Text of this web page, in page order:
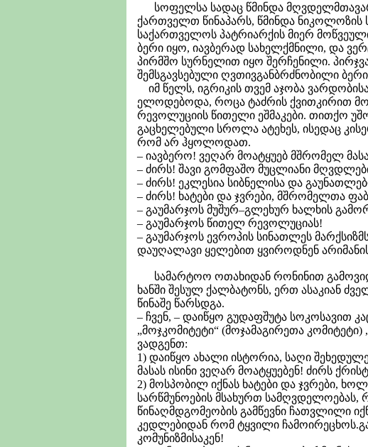
სოფელსა სადაც წმინდა მღვდელმთავარ
ქართველთ წინაპარს, წმინდა
საქართველოს პატრიარქის მიერ
ბერი იყო, იავბერად სახელქმნილი, და
პირმშო სურნელით იყო შერჩენილი.
შემსგავსებული ღვთივგანბრძნობილი
იმ წელს, იგრიკის თვემ აჯობა
ელოდებოდა, როცა ტაძრის ქვითკირით
რევოლუციის წითელი ეშმაკები. თითქო
გაცხელებული სროლა ატეხეს, ისედაც
რომ არ ჰყოლოდათ.
– იავბერო! ვეღარ მოატყუებ მშრომელ
– ძირს! შავი გომფაშო მუცლიანი
– ძირს! ეკლესია სიბნელისა და
– ძირს! ხატები და ჯვრები, მშრომელთა
– გაუმარჯოს მუშურ–გლეხურ ხალხის
– გაუმარჯოს წითელ რევოლუციას!
– გაუმარჯოს ევროპის სინათლეს
დაუღალავი ყელებით ყვიროდნენ
სამარტოო ოთახიდან რონინით
ხანში შესულ ქალბატონს, ერთ ასაკიან
წინაშე წარსდგა.
– ჩვენ, – დაიწყო გუდაფშუტა სოკოსავით
„მოჯკომიტეტი“ (მოჯამაგირეთა
ვადგენთ:
1) დაიწყო ახალი ისტორია, საღი
მასას ისინი ვეღარ მოატყუებენ! ძირს
2) მოსპობილ იქნას ხატები და ჯვრები,
სარწმუნოების მსახურთ
წინაღმდგომეობის გამწევნი ჩათვლილი
კედლებიდან რომ ტყვილი
კომუნიზმისაკენ!